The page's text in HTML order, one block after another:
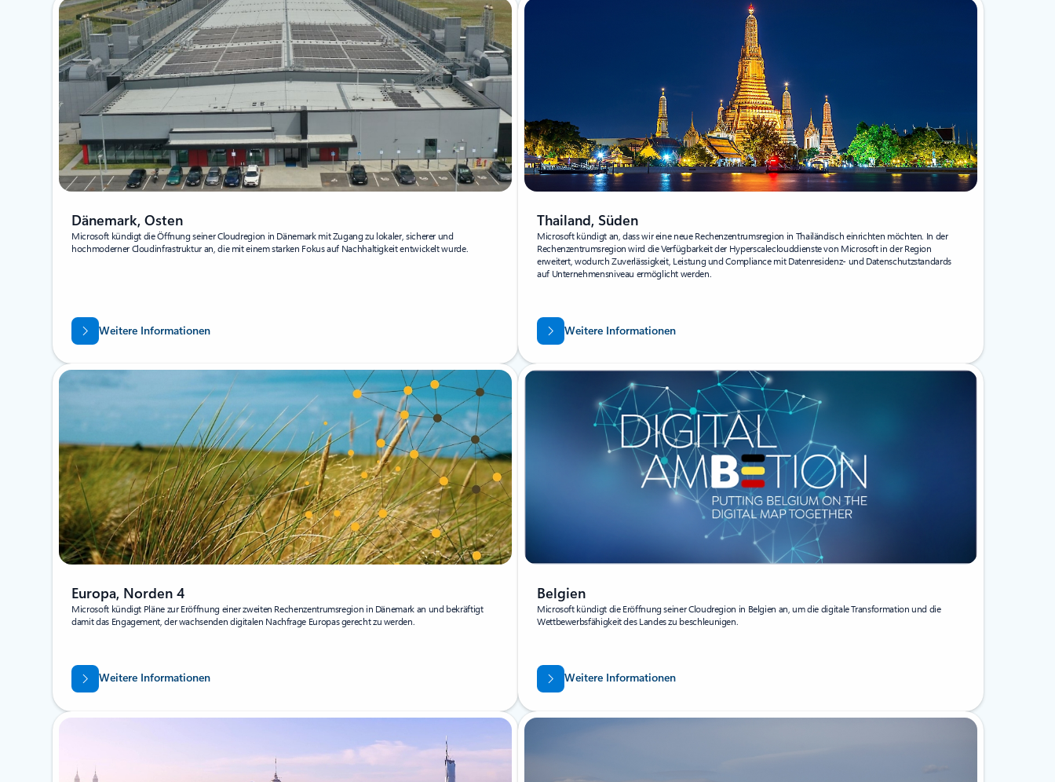
Dänemark, Osten
Microsoft kündigt die Öffnung seiner Cloudregion in Dänemark mit Zugang zu lokaler, sicherer und
hochmoderner Cloudinfrastruktur an, die mit einem starken Fokus auf Nachhaltigkeit entwickelt wurde.
Weitere Informationen
Thailand, Süden
Microsoft kündigt an, dass wir eine neue Rechenzentrumsregion in Thailändisch einrichten möchten. In der
Rechenzentrumsregion wird die Verfügbarkeit der Hyperscaleclouddienste von Microsoft in der Region
erweitert, wodurch Zuverlässigkeit, Leistung und Compliance mit Datenresidenz- und Datenschutzstandards
auf Unternehmensniveau ermöglicht werden.
Weitere Informationen
Europa, Norden 4
Microsoft kündigt Pläne zur Eröffnung einer zweiten Rechenzentrumsregion in Dänemark an und bekräftigt
damit das Engagement, der wachsenden digitalen Nachfrage Europas gerecht zu werden.
Weitere Informationen
Belgien
Microsoft kündigt die Eröffnung seiner Cloudregion in Belgien an, um die digitale Transformation und die
Wettbewerbsfähigkeit des Landes zu beschleunigen.
Weitere Informationen